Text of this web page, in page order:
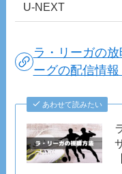
U-NEXT
ラ・リーガの
ーグの配信情報
あわせて読みたい